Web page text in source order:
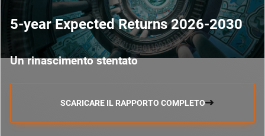
5-year Expected Returns 2026-2030
Un rinascimento stentato
SCARICARE IL RAPPORTO COMPLETO